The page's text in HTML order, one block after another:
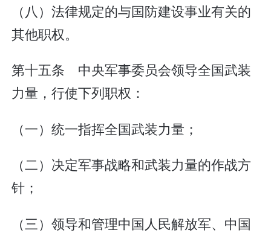
（八）法律规定的与国防建设事业有关的
其他职权。
第十五条 中央军事委员会领导全国武装
力量，行使下列职权：
（一）统一指挥全国武装力量；
（二）决定军事战略和武装力量的作战方
针；
（三）领导和管理中国人民解放军、中国